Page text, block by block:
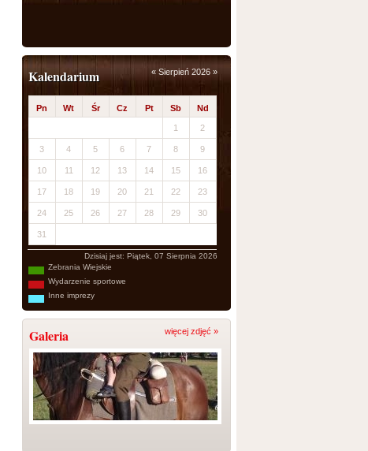
Kalendarium «Sierpień 2026 »
Pn Wt Śr Cz Pt Sb Nd
1 2
3 4 5 6 7 8 9
10 11 12 13 14 15 16
17 18 19 20 21 22 23
24 25 26 27 28 29 30
31
Dzisiaj jest: Piątek, 07 Sierpnia 2026
Zebrania Wiejskie
Wydarzenie sportowe
Inne imprezy
Galeria więcej zdjęć »